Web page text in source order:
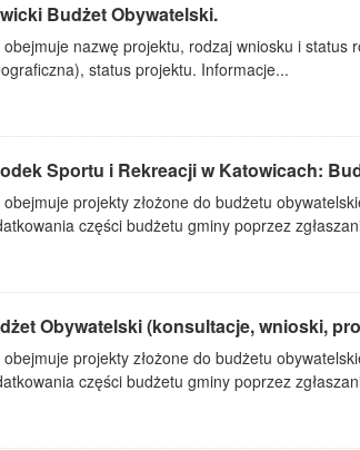
Budżet Obywatelski.
nazwę projektu, rodzaj wniosku i status
status projektu. Informacje...
Sportu i Rekreacji w Katowicach:
projekty złożone do budżetu
części budżetu gminy poprzez
Obywatelski (konsultacje, wnioski,
projekty złożone do budżetu
części budżetu gminy poprzez